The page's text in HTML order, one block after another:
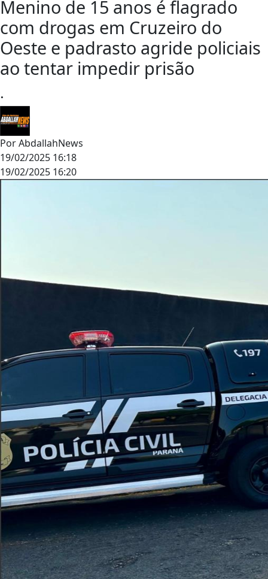
Menino de 15 anos é flagrado
com drogas em Cruzeiro do
Oeste e padrasto agride policiais
ao tentar impedir prisão
.
PorAbdallahNews
19/02/2025 16:18
19/02/2025 16:20